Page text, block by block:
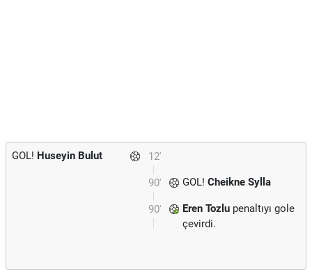
12'
GOL! Huseyin Bulut
90' GOL! Cheikne Sylla
90' Eren Tozlu penaltıyı gole
çevirdi.